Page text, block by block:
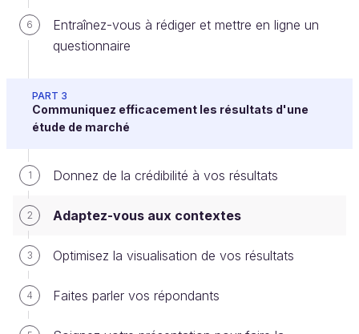
6
Entraînez-vous à rédiger et mettre en ligne un
questionnaire
PART 3
Communiquez efficacement les résultats d'une
étude de marché
1 Donnez de la crédibilité à vos résultats
2 Adaptez-vous aux contextes
3 Optimisez la visualisation de vos résultats
4 Faites parler vos répondants
il va exiger de comprendre comment vous arrivez à
vos conclusions.
Le piège à éviter, c’est de se laisser entraîner dans
un débat méthodologique qui va vous éloigner du
Votre attitude consistera àaller à l’essentiel
Partez des conclusions et détaillez si nécessaire.
Quitte à fournir le rapport complet à vos
interlocuteurs après la réunion.
Les décideurs internes à votre entreprise
Deuxième public : les
entreprise. Par exemple, le comité de direction.